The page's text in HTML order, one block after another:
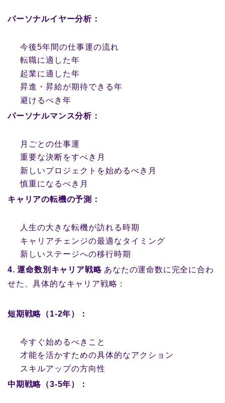
パーソナルイヤー分析：
今後5年間の仕事運の流れ
転職に適した年
起業に適した年
昇進・昇給が期待できる年
避けるべき年
パーソナルマンス分析：
月ごとの仕事運
重要な決断をすべき月
新しいプロジェクトを始めるべき月
慎重になるべき月
キャリアの転機の予測：
人生の大きな転機が訪れる時期
キャリアチェンジの最適なタイミング
新しいステージへの移行時期
4. 運命数別キャリア戦略あなたの運命数に完全に合わ
せた、具体的なキャリア戦略：
短期戦略（1-2年）：
今すぐ始めるべきこと
才能を活かすための具体的なアクション
スキルアップの方向性
中期戦略（3-5年）：